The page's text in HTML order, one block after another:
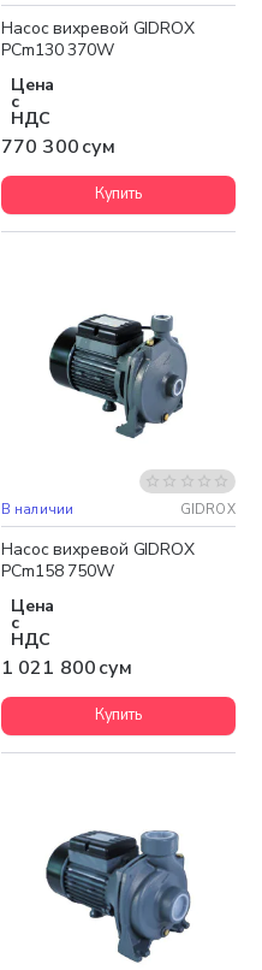
Насос вихревой GIDROX
PCm130 370W
Цена
с
НДС
770 300 сум
Купить
В наличии GIDROX
Насос вихревой GIDROX
PCm158 750W
Цена
с
НДС
1 021 800 сум
Купить